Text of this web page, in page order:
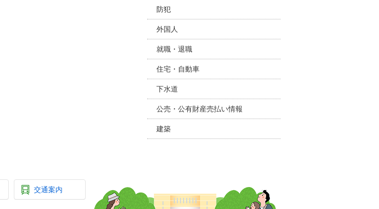
防犯
外国人
就職・退職
住宅・自動車
下水道
公売・公有財産売払い情報
建築
交通案内